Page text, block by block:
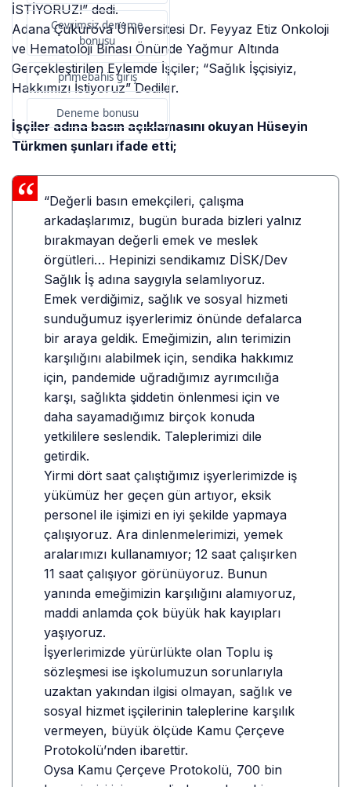
Çevrimsiz deneme
bonusu
primebahis giriş
Deneme bonusu
İSTİYORUZ!” dedi.
Adana Çukurova Üniversitesi Dr. Feyyaz Etiz Onkoloji
ve Hematoloji Binası Önünde Yağmur Altında
Gerçekleştirilen Eylemde İşçiler; “Sağlık İşçisiyiz,
Hakkımızı İstiyoruz” Dediler.
İşçiler adına basın açıklamasını okuyan Hüseyin
Türkmen şunları ifade etti;
“Değerli basın emekçileri, çalışma
arkadaşlarımız, bugün burada bizleri yalnız
bırakmayan değerli emek ve meslek
örgütleri… Hepinizi sendikamız DİSK/Dev
Sağlık İş adına saygıyla selamlıyoruz.
Emek verdiğimiz, sağlık ve sosyal hizmeti
sunduğumuz işyerlerimiz önünde defalarca
bir araya geldik. Emeğimizin, alın terimizin
karşılığını alabilmek için, sendika hakkımız
için, pandemide uğradığımız ayrımcılığa
karşı, sağlıkta şiddetin önlenmesi için ve
daha sayamadığımız birçok konuda
yetkililere seslendik. Taleplerimizi dile
getirdik.
Yirmi dört saat çalıştığımız işyerlerimizde iş
yükümüz her geçen gün artıyor, eksik
personel ile işimizi en iyi şekilde yapmaya
çalışıyoruz. Ara dinlenmelerimizi, yemek
aralarımızı kullanamıyor; 12 saat çalışırken
11 saat çalışıyor görünüyoruz. Bunun
yanında emeğimizin karşılığını alamıyoruz,
maddi anlamda çok büyük hak kayıpları
yaşıyoruz.
İşyerlerimizde yürürlükte olan Toplu iş
sözleşmesi ise işkolumuzun sorunlarıyla
uzaktan yakından ilgisi olmayan, sağlık ve
sosyal hizmet işçilerinin taleplerine karşılık
vermeyen, büyük ölçüde Kamu Çerçeve
Protokolü’nden ibarettir.
Oysa Kamu Çerçeve Protokolü, 700 bin